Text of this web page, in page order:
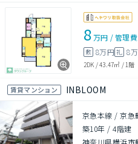
8万円 /管理費
敷 8万円礼 8
2DK /43.47㎡ /1階
賃貸マンション INBLOOM
京急本線 / 京急
築10年 /4階建
神奈川県横浜市